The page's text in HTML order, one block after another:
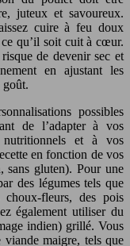
juteux et savoureux.
cuire à feu doux
qu’il soit cuit à cœur.
de devenir sec et
en ajustant les
goût.
possibles
de l’adapter à vos
nutritionnels et à vos
en fonction de vos
sans gluten). Pour une
des légumes tels que
fleurs, des pois
également utiliser du
indien) grillé. Vous
viande maigre, tels que